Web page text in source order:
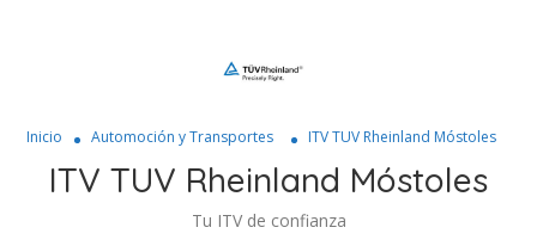
Inicio Automoción y Transportes ITV TUV Rheinland Móstoles
ITV TUV Rheinland Móstoles
Tu ITV de confianza